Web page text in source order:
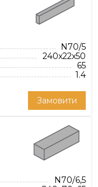
цегли
Цегла
N70/5
240x22x50
65
1.4
Замовити
N70/6,5